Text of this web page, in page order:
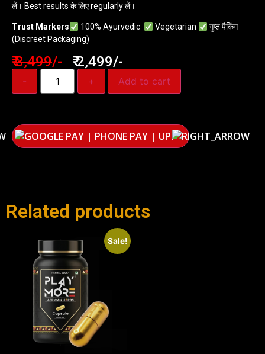
लें। Best results के लिए regularly लें।
Trust Markers 100% Ayurvedic Vegetarian
गुप्त पैकिंग
(Discreet Packaging)
₹3,499/- ₹ 2,499/-
- + Add to cart
Related products
Sale!